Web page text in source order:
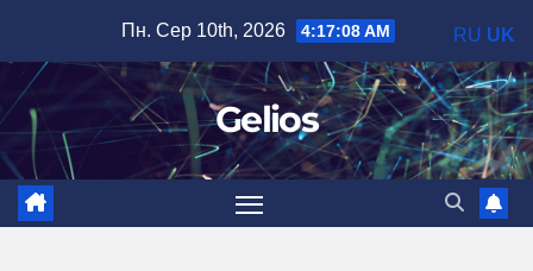
вмісту
Пн. Сер 10th, 2026 4:17:09 AM
Gelios
RU UK